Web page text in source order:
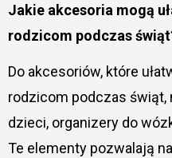
Jakie akcesoria mogą
rodzicom podczas
Do akcesoriów, które
rodzicom podczas świąt,
dzieci, organizery do
Te elementy pozwalają